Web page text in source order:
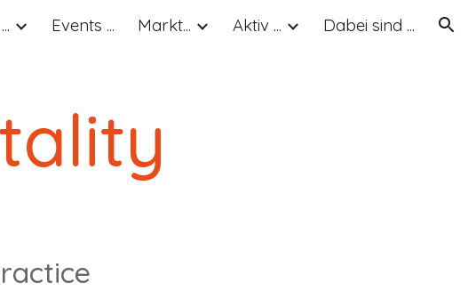
to navigationEvents ... Markt... Aktiv ... Dabei sind ...